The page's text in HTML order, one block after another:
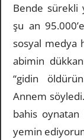
Bende sürekli
şu an
sosyal medya
abimin
“gidin
Annem
bahis
yemin